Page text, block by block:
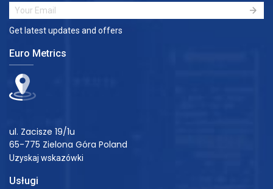
Get latest updates and offers
Euro Metrics
ul. Zacisze 19/1u
65-775 Zielona Góra Poland
Uzyskaj wskazówki
Usługi